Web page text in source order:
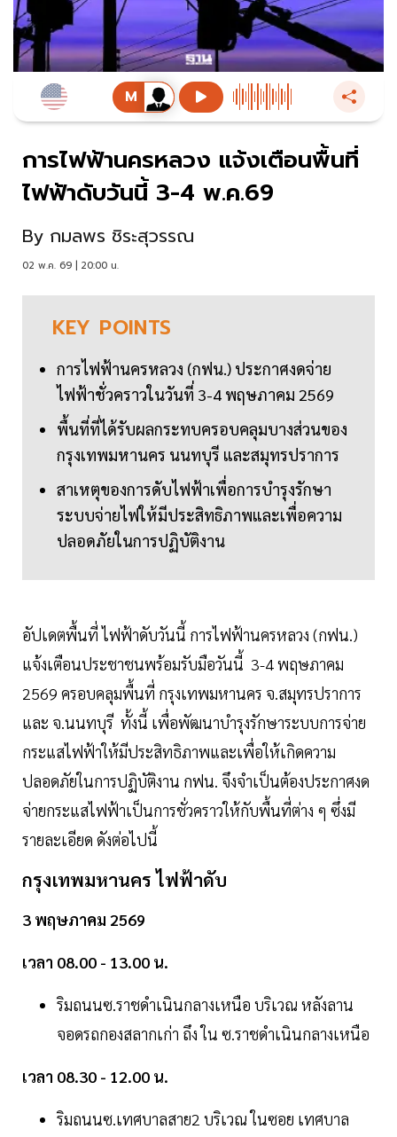
การไฟฟ้านครหลวง แจ้งเตือนพื้นที่
ไฟฟ้าดับวันนี้ 3-4 พ.ค.69
By กมลพร ชิระสุวรรณ
02 พ.ค. 69 | 20:00 น.
KEY POINTS
การไฟฟ้านครหลวง (กฟน.) ประกาศงดจ่าย
ไฟฟ้าชั่วคราวในวันที่ 3-4 พฤษภาคม 2569
พื้นที่ที่ได้รับผลกระทบครอบคลุมบางส่วนของ
กรุงเทพมหานคร นนทบุรี และสมุทรปราการ
สาเหตุของการดับไฟฟ้าเพื่อการบำรุงรักษา
ระบบจ่ายไฟให้มีประสิทธิภาพและเพื่อความ
ปลอดภัยในการปฏิบัติงาน
อัปเดตพื้นที่ ไฟฟ้าดับวันนี้ การไฟฟ้านครหลวง (กฟน.)
แจ้งเตือนประชาชนพร้อมรับมือวันนี้ 3-4 พฤษภาคม
2569 ครอบคลุมพื้นที่ กรุงเทพมหานคร จ.สมุทรปราการ
และ จ.นนทบุรี ทั้งนี้ เพื่อพัฒนาบำรุงรักษาระบบการจ่าย
กระแสไฟฟ้าให้มีประสิทธิภาพและเพื่อให้เกิดความ
ปลอดภัยในการปฏิบัติงาน กฟน. จึงจำเป็นต้องประกาศงด
จ่ายกระแสไฟฟ้าเป็นการชั่วคราวให้กับพื้นที่ต่าง ๆ ซึ่งมี
รายละเอียด ดังต่อไปนี้
กรุงเทพมหานคร ไฟฟ้าดับ
3 พฤษภาคม 2569
เวลา 08.00 - 13.00 น.
ริมถนนซ.ราชดำเนินกลางเหนือ บริเวณ หลังลาน
จอดรถกองสลากเก่า ถึง ใน ซ.ราชดำเนินกลางเหนือ
เวลา 08.30 - 12.00 น.
ริมถนนซ.เทศบาลสาย2 บริเวณ ในซอย เทศบาล